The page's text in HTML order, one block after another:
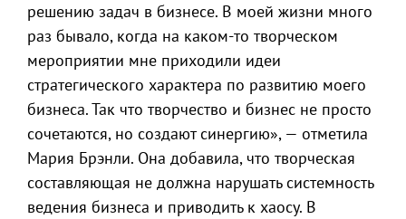
решению задач в бизнесе. В моей жизни много
раз бывало, когда на каком-то творческом
мероприятии мне приходили идеи
стратегического характера по развитию моего
бизнеса. Так что творчество и бизнес не просто
сочетаются, но создают синергию», — отметила
Мария Брэнли. Она добавила, что творческая
составляющая не должна нарушать системность
ведения бизнеса и приводить к хаосу. В